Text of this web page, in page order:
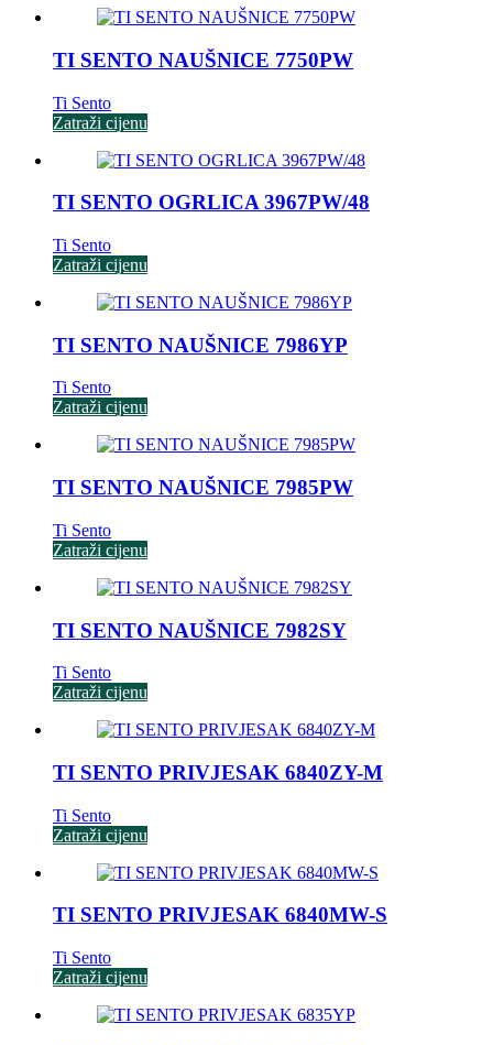
TI SENTO NAUŠNICE 7750PW
Ti Sento
Zatraži cijenu
TI SENTO OGRLICA 3967PW/48
Ti Sento
Zatraži cijenu
TI SENTO NAUŠNICE 7986YP
Ti Sento
Zatraži cijenu
TI SENTO NAUŠNICE 7985PW
Ti Sento
Zatraži cijenu
TI SENTO NAUŠNICE 7982SY
Ti Sento
Zatraži cijenu
TI SENTO PRIVJESAK 6840ZY-M
Ti Sento
Zatraži cijenu
TI SENTO PRIVJESAK 6840MW-S
Ti Sento
Zatraži cijenu